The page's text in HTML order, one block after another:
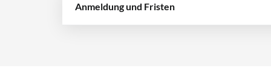
Anmeldung und Fristen